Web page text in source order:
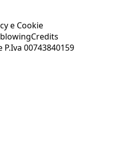
e Cookie
Credits
00743840159